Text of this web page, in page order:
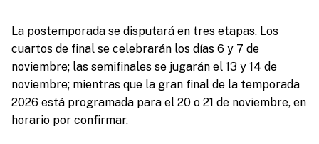
La postemporada se disputará en tres etapas. Los
cuartos de final se celebrarán los días 6 y 7 de
noviembre; las semifinales se jugarán el 13 y 14 de
noviembre; mientras que la gran final de la temporada
2026 está programada para el 20 o 21 de noviembre, en
horario por confirmar.